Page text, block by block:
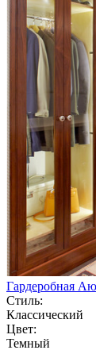
Гардеробная Аю
Стиль:
Классический
Цвет:
Темный